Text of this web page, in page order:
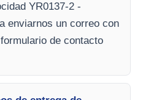
YR0137-2 -
enviarnos un correo con
de contacto